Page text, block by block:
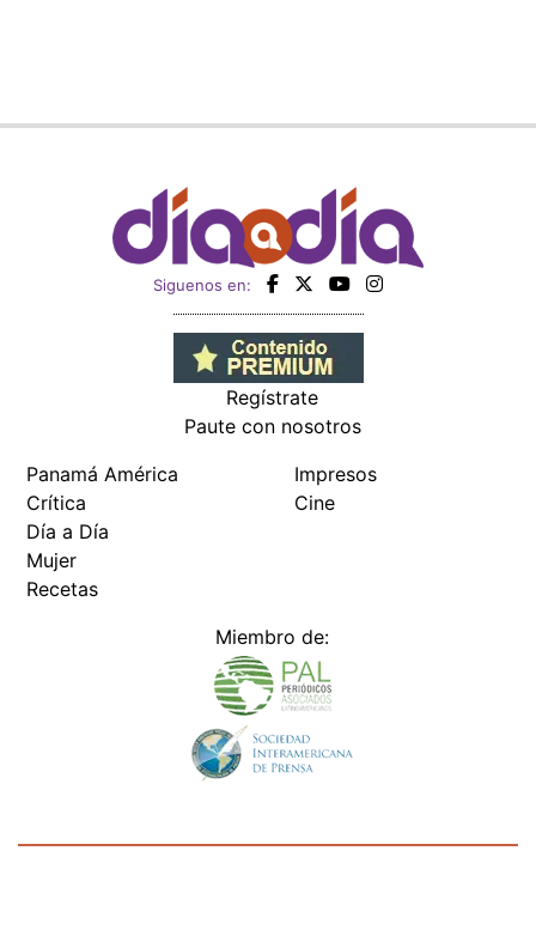
Siguenos en:
Regístrate
Paute con nosotros
Panamá América
Crítica
Día a Día
Mujer
Recetas
Impresos
Cine
Miembro de: